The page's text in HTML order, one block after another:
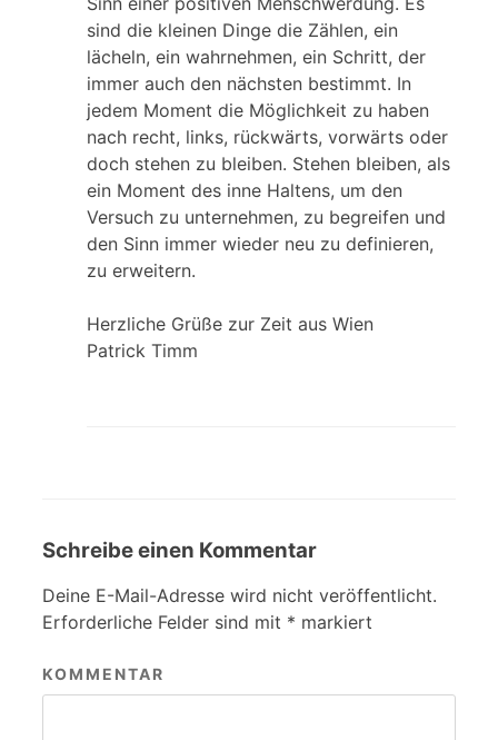
sind die kleinen Dinge die Zählen, ein
lächeln, ein wahrnehmen, ein Schritt, der
immer auch den nächsten bestimmt. In
jedem Moment die Möglichkeit zu haben
nach recht, links, rückwärts, vorwärts oder
doch stehen zu bleiben. Stehen bleiben, als
ein Moment des inne Haltens, um den
Versuch zu unternehmen, zu begreifen und
den Sinn immer wieder neu zu definieren,
zu erweitern.
Herzliche Grüße zur Zeit aus Wien
Patrick Timm
Schreibe einen Kommentar
Deine E-Mail-Adresse wird nicht veröffentlicht.
Erforderliche Felder sind mit * markiert
KOMMENTAR